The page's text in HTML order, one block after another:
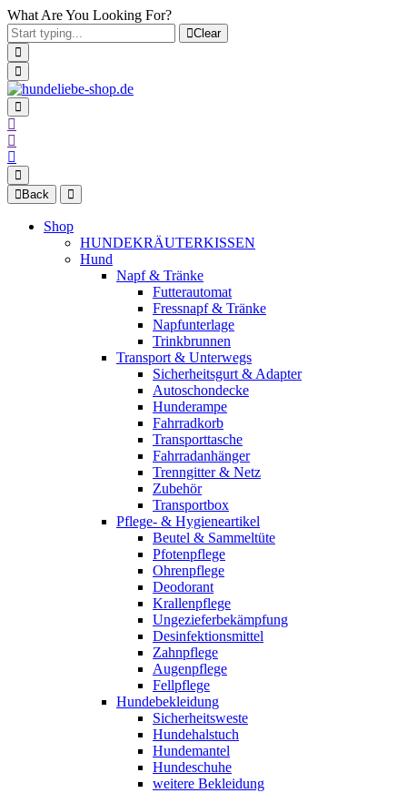
What Are You Looking For?
Clear
Back
Shop
HUNDEKRÄUTERKISSEN
Hund
Napf & Tränke
Futterautomat
Fressnapf & Tränke
Napfunterlage
Trinkbrunnen
Transport & Unterwegs
Sicherheitsgurt & Adapter
Autoschondecke
Hunderampe
Fahrradkorb
Transporttasche
Fahrradanhänger
Trenngitter & Netz
Zubehör
Transportbox
Pflege- & Hygieneartikel
Beutel & Sammeltüte
Pfotenpflege
Ohrenpflege
Deodorant
Krallenpflege
Ungezieferbekämpfung
Desinfektionsmittel
Zahnpflege
Augenpflege
Fellpflege
Hundebekleidung
Sicherheitsweste
Hundehalstuch
Hundemantel
Hundeschuhe
weitere Bekleidung